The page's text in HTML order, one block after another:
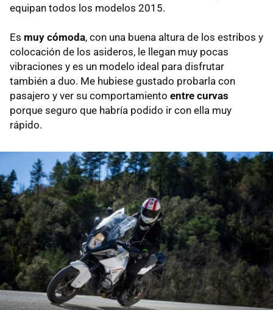
equipan todos los modelos 2015.
Es muy cómoda, con una buena altura de los estribos y
colocación de los asideros, le llegan muy pocas
vibraciones y es un modelo ideal para disfrutar
también a duo. Me hubiese gustado probarla con
pasajero y ver su comportamiento entre curvas
porque seguro que habría podido ir con ella muy
rápido.